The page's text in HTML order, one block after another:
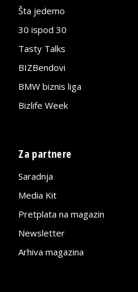
Šta jedemo
30 ispod 30
Tasty Talks
BIZBendovi
BMW biznis liga
Bizlife Week
Za partnere
Saradnja
Media Kit
Pretplata na magazin
Newsletter
Arhiva magazina